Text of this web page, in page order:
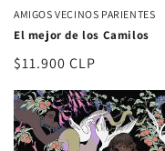
AMIGOS VECINOS PARIENTES
El mejor de los Camilos
Precio
$11.900 CLP